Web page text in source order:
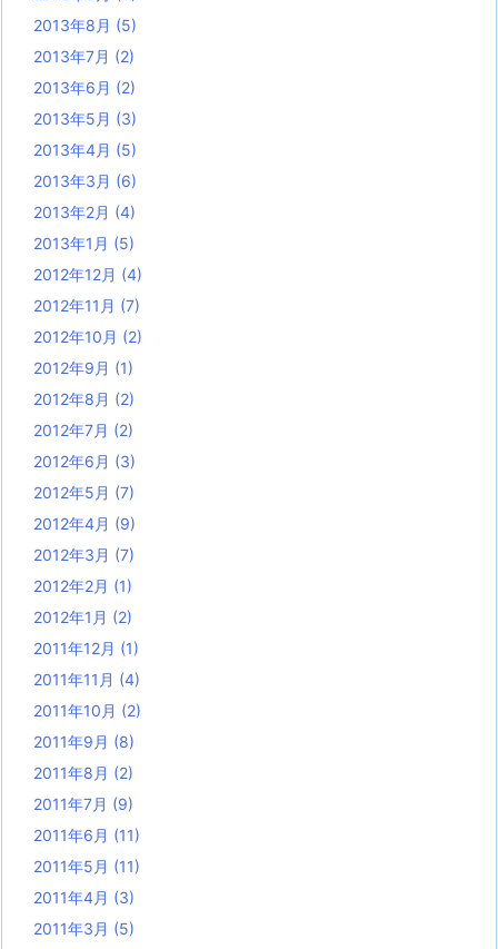
2013年8月 (5)
2013年7月 (2)
2013年6月 (2)
2013年5月 (3)
2013年4月 (5)
2013年3月 (6)
2013年2月 (4)
2013年1月 (5)
2012年12月 (4)
2012年11月 (7)
2012年10月 (2)
2012年9月 (1)
2012年8月 (2)
2012年7月 (2)
2012年6月 (3)
2012年5月 (7)
2012年4月 (9)
2012年3月 (7)
2012年2月 (1)
2012年1月 (2)
2011年12月 (1)
2011年11月 (4)
2011年10月 (2)
2011年9月 (8)
2011年8月 (2)
2011年7月 (9)
2011年6月 (11)
2011年5月 (11)
2011年4月 (3)
2011年3月 (5)